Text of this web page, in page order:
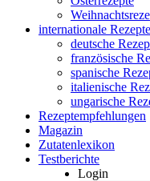
internationale Rezepte
deutsche
französische
spanische
italienische
ungarische
Rezeptempfehlungen
Magazin
Zutatenlexikon
Testberichte
Login